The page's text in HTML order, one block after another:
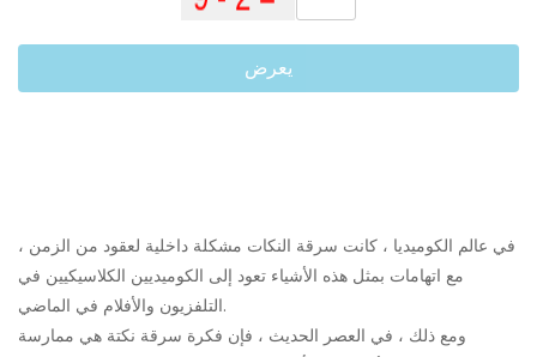
يعرض
في عالم الكوميديا ​​، كانت سرقة النكات مشكلة داخلية لعقود من الزمن ،
مع اتهامات بمثل هذه الأشياء تعود إلى الكوميديين الكلاسيكيين في
التلفزيون والأفلام في الماضي.
ومع ذلك ، في العصر الحديث ، فإن فكرة سرقة نكتة هي ممارسة